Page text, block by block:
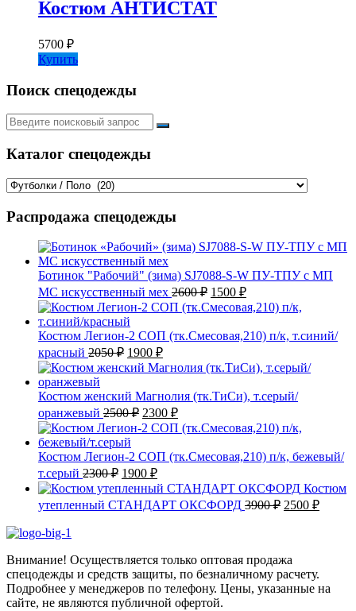
Костюм АНТИСТАТ
5700 ₽
Купить
Поиск спецодежды
Искать:
Каталог спецодежды
Распродажа спецодежды
Ботинок "Рабочий" (зима) SJ7088-S-W ПУ-ТПУ с МП
МС искусственный мех 2600₽ Первоначальная
цена
составляла
2600 ₽.
1500 ₽Текущая
цена:
Костюм Легион-2 СОП (тк.Смесовая,210) п/к, т.синий/
красный 2050₽ Первоначальная
цена
составляла
2050 ₽.
1900 ₽Текущая
цена:
Костюм женский Магнолия (тк.ТиСи), т.серый/
оранжевый 2500₽ Первоначальная
цена
составляла
2500 ₽.
2300 ₽Текущая
цена:
Костюм Легион-2 СОП (тк.Смесовая,210) п/к, бежевый/
т.серый 2300₽ Первоначальная
цена
составляла
2300 ₽.
1900 ₽Текущая
цена:
1900 ₽.
Костюм
утепленный СТАНДАРТ ОКСФОРД 3900₽ 2500 ₽
Внимание! Осуществляется только оптовая продажа
спецодежды и средств защиты, по безналичному расчету.
Подробнее у менеджеров по телефону. Цены, указанные на
сайте, не являются публичной офертой.